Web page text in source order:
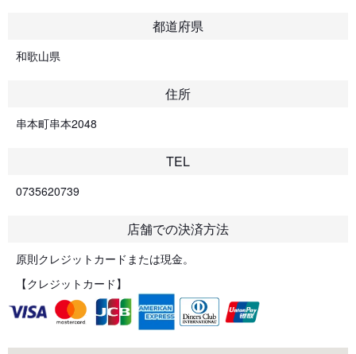
都道府県
和歌山県
住所
串本町串本2048
TEL
0735620739
店舗での決済方法
原則クレジットカードまたは現金。
【クレジットカード】